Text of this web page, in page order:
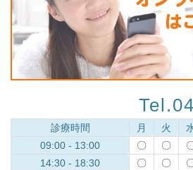
診療時間 月 火
09:00 - 13:00
〇 〇
14:30 - 18:30
〇 〇